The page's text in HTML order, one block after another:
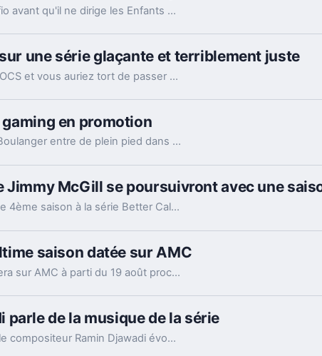
Vous êtes curieux de savoir comment était Rufio avant qu'il ne dirige les Enfants Perdus dans le Pays Imaginaire de Hook ? Voici un court métrage porté par l'acteur original qui devrait vous plaire.
une série glaçante et terriblement juste
The Handmaid's Tale vient de commencer sur OCS et vous auriez tort de passer à côté de cette série d'anticipation aussi belle visuellement que profondément féministe et dérangeante sur le fond.
gaming en promotion
Avec des milliers de références en réduction, Boulanger entre de plein pied dans les soldes d'été 2017.
Jimmy McGill se poursuivront avec une
Sans grande surprise, AMC a décidé d'offrir une 4ème saison à la série Better Call Saul, à venir en 2018 sur la chaîne et sur Netflix.
saison datée sur AMC
La dernière saison de Halt and Catch Fire arrivera sur AMC à parti du 19 août prochain.
parle de la musique de la série
En attendant la saison 7 de Game of Thrones, le compositeur Ramin Djawadi évoque son travail sur la série de HBO.